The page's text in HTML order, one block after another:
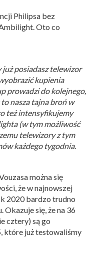
Philipsa bez
Oto co
posiadasz telewizor
kupienia
prowadzi do kolejnego,
nasza tajna broń w
też intensyfikujemy
(w tym możliwość
telewizory z tym
każdego tygodnia.
można się
że w najnowszej
2020 bardzo trudno
Okazuje się, że na 36
cztery) są go
które już testowaliśmy